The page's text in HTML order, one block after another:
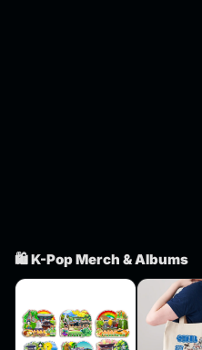
🛍️ K-Pop Merch & Albums